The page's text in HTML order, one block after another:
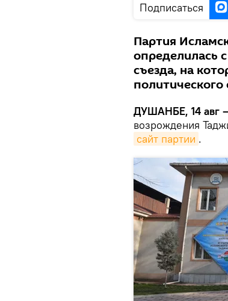
Подписаться
Партия
определилась
съезда, на
ДУШАНБЕ, 14 авг
возрождения
сайт партии .